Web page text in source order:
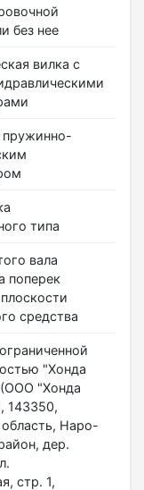
без нее
вилка с
пружинно-
типа
вала
поперек
средства
"Хонда
"Хонда
143350,
Наро-
дер.
стр. 1,